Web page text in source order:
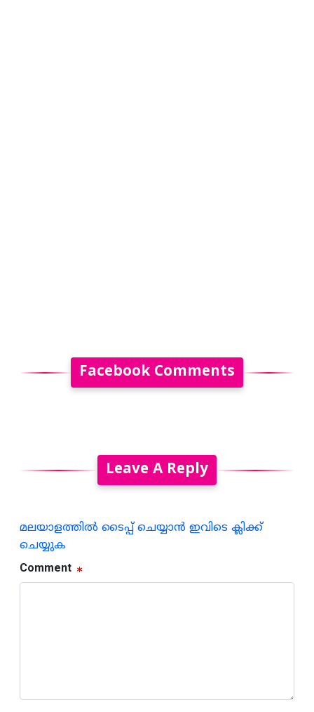
Facebook Comments
Leave A Reply
മലയാളത്തില്‍ ടൈപ്പ് ചെയ്യാന്‍ ഇവിടെ ക്ലിക്ക്
ചെയ്യുക
Comment